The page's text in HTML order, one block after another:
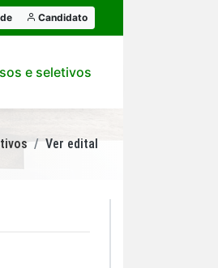
Candidato
e seletivos
Ver edital